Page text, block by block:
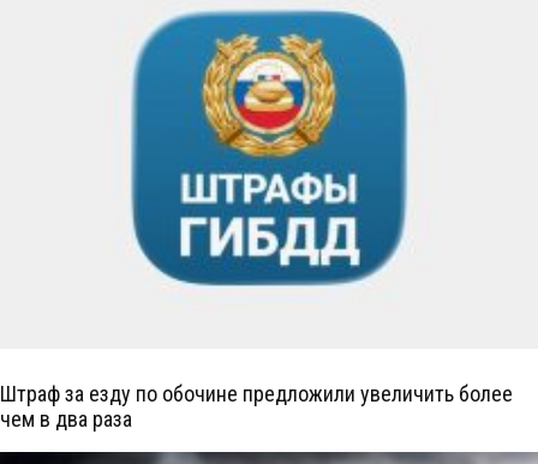
Штраф за езду по обочине предложили увеличить более
чем в два раза